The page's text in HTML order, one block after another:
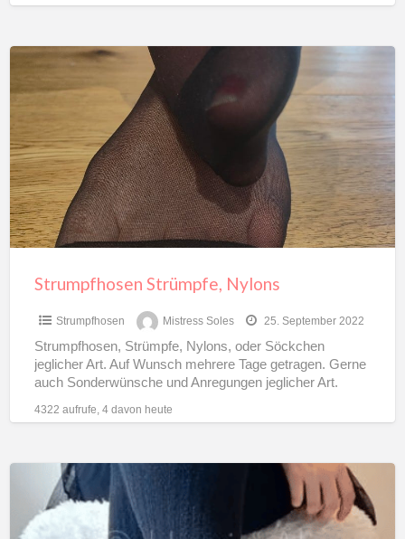
Strumpfhosen
Nylons
Strumpfhosen Strümpfe, Nylons
Strumpfhosen Mistress Soles 25. September 2022
Strumpfhosen, Strümpfe, Nylons, oder Söckchen
jeglicher Art. Auf Wunsch mehrere Tage getragen. Gerne
auch Sonderwünsche und Anregungen jeglicher Art.
4322 aufrufe, 4 davon heute
Getragene
Strumpfhose